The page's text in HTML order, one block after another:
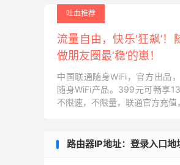
吐血推荐
流量自由，快乐‘狂飙’！
做朋友圈最‘稳’的崽！
中国联通随身WiFi，官方出品
随身WiFi产品。399元可畅享
不限速，不限量，联通官方充值
路由器IP地址：登录入口地